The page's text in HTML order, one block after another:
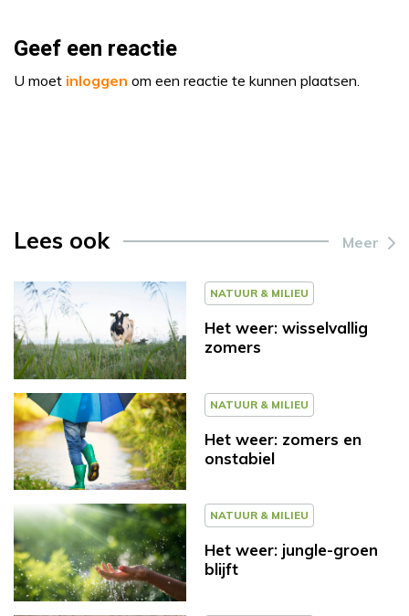
Geef een reactie
U moet inloggen om een reactie te kunnen plaatsen.
Lees ook Meer
NATUUR & MILIEU
Het weer: wisselvallig
zomers
NATUUR & MILIEU
Het weer: zomers en
onstabiel
NATUUR & MILIEU
Het weer: jungle-groen
blijft